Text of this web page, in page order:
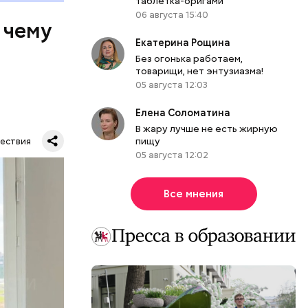
в
06 августа 15:40
Екатерина Рощина
Без огонька работаем,
товарищи, нет энтузиазма!
05 августа 12:03
Елена Соломатина
В жару лучше не есть жирную
пищу
05 августа 12:02
Все мнения